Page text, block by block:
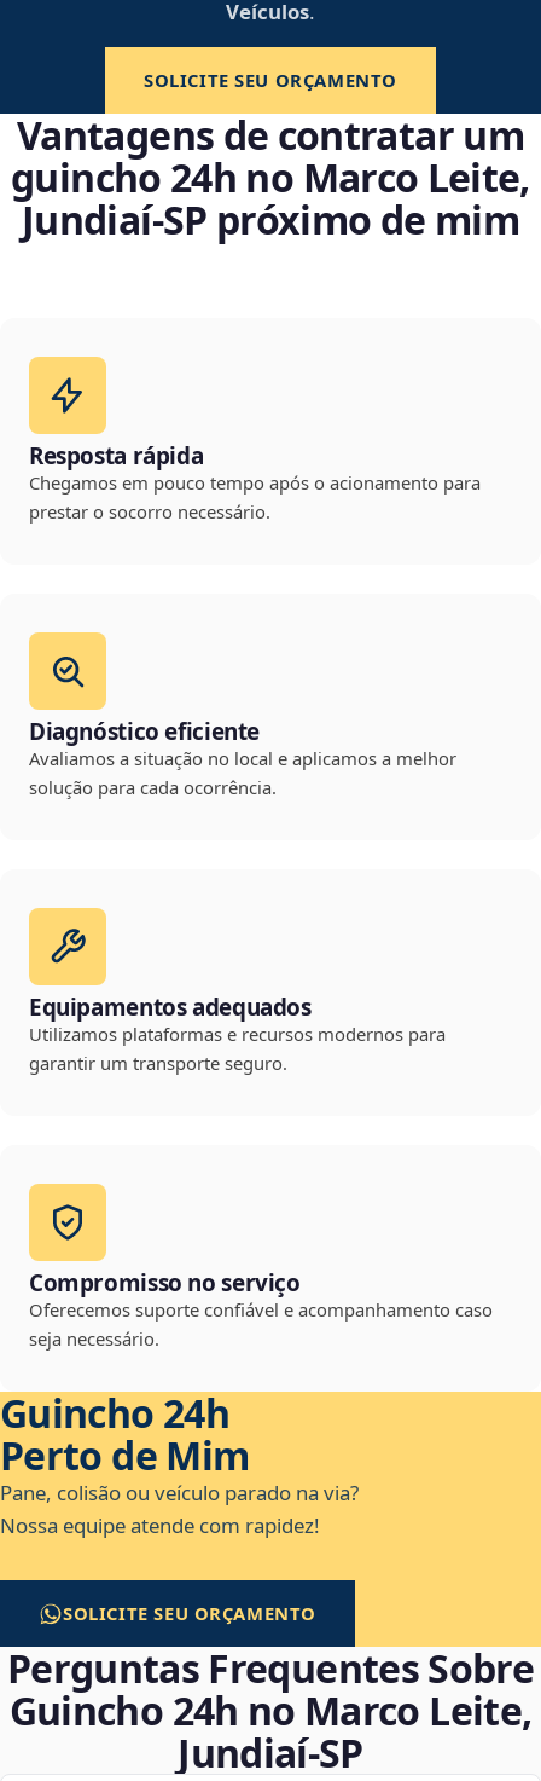
Veículos.
SOLICITE SEU ORÇAMENTO
Vantagens de contratar um
guincho 24h no Marco Leite,
Jundiaí‑SP próximo de mim
Resposta rápida
Chegamos em pouco tempo após o acionamento para
prestar o socorro necessário.
Diagnóstico eficiente
Avaliamos a situação no local e aplicamos a melhor
solução para cada ocorrência.
Equipamentos adequados
Utilizamos plataformas e recursos modernos para
garantir um transporte seguro.
Compromisso no serviço
Oferecemos suporte confiável e acompanhamento caso
seja necessário.
Guincho 24h
Perto de Mim
Pane, colisão ou veículo parado na via?
Nossa equipe atende com rapidez!
SOLICITE SEU ORÇAMENTO
Perguntas Frequentes Sobre
Guincho 24h no Marco Leite,
Jundiaí‑SP